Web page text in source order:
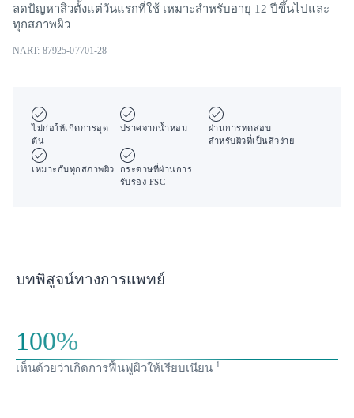
NART: 87925-07701-28
ลดปัญหาสิวตั้งแต่วันแรกที่ใช้ เหมาะสำหรับอายุ 12 ปีขึ้นไปและ
ทุกสภาพผิว
ไม่ก่อให้เกิดการอุด
ตัน
ปราศจากน้ำหอม
ผ่านการทดสอบ
สำหรับผิวที่เป็นสิวง่าย
เหมาะกับทุกสภาพผิว
กระดาษที่ผ่านการ
รับรอง FSC
บทพิสูจน์ทางการแพทย์
100%
เห็นด้วยว่าเกิดการฟื้นฟูผิวให้เรียบเนียน 1